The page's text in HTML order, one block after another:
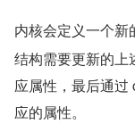
内核会定义一个新
结构需要更新的上
应属性，最后通
应的属性。